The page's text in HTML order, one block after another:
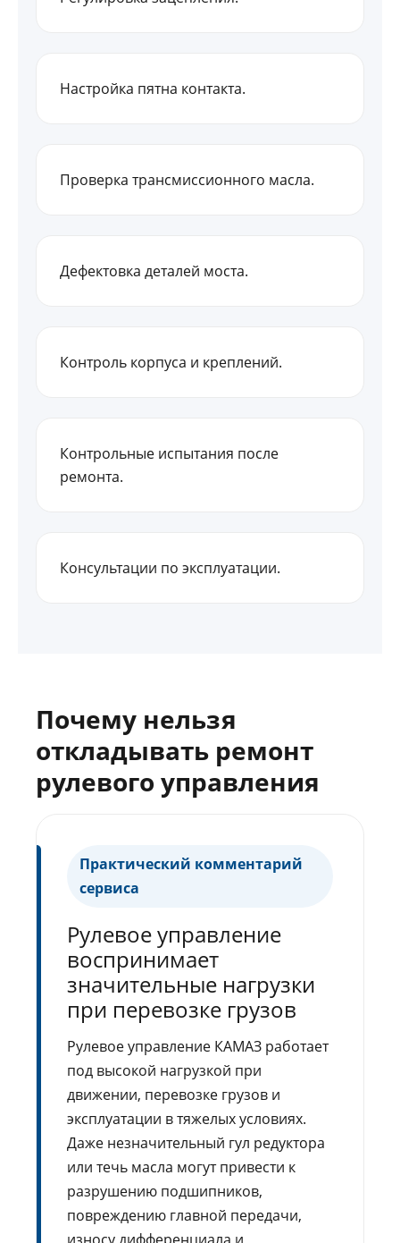
Настройка пятна контакта.
Проверка трансмиссионного масла.
Дефектовка деталей моста.
Контроль корпуса и креплений.
Контрольные испытания после
ремонта.
Консультации по эксплуатации.
Почему нельзя
откладывать ремонт
рулевого управления
Практический комментарий
сервиса
Рулевое управление
воспринимает
значительные нагрузки
при перевозке грузов
Рулевое управление КАМАЗ работает
под высокой нагрузкой при
движении, перевозке грузов и
эксплуатации в тяжелых условиях.
Даже незначительный гул редуктора
или течь масла могут привести к
разрушению подшипников,
повреждению главной передачи,